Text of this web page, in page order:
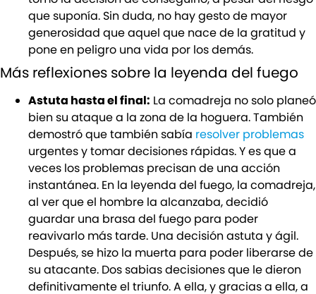
que suponía. Sin duda, no hay gesto de mayor
generosidad que aquel que nace de la gratitud y
pone en peligro una vida por los demás.
Más reflexiones sobre la leyenda del fuego
Astuta hasta el final: La comadreja no solo planeó
bien su ataque a la zona de la hoguera. También
demostró que también sabía resolver problemas
urgentes y tomar decisiones rápidas. Y es que a
veces los problemas precisan de una acción
instantánea. En la leyenda del fuego, la comadreja,
al ver que el hombre la alcanzaba, decidió
guardar una brasa del fuego para poder
reavivarlo más tarde. Una decisión astuta y ágil.
Después, se hizo la muerta para poder liberarse de
su atacante. Dos sabias decisiones que le dieron
definitivamente el triunfo. A ella, y gracias a ella, a